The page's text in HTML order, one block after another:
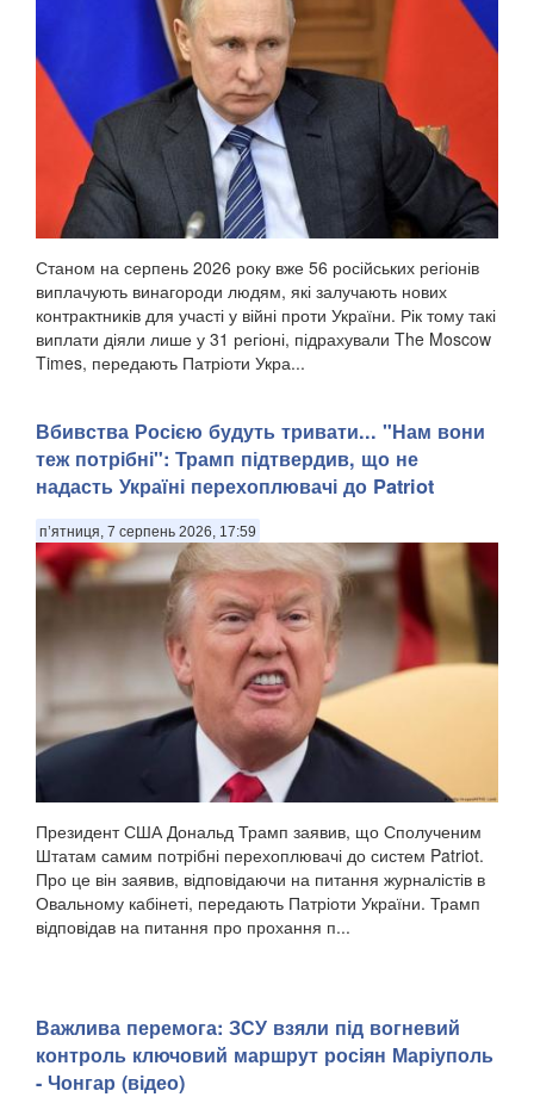
Станом на серпень 2026 року вже 56 російських регіонів
виплачують винагороди людям, які залучають нових
контрактників для участі у війні проти України. Рік тому такі
виплати діяли лише у 31 регіоні, підрахували The Moscow
Times, передають Патріоти Укра...
Вбивства Росією будуть тривати... "Нам вони
теж потрібні": Трамп підтвердив, що не
надасть Україні перехоплювачі до Patriot
п’ятниця, 7 серпень 2026, 17:59
Президент США Дональд Трамп заявив, що Сполученим
Штатам самим потрібні перехоплювачі до систем Patriot.
Про це він заявив, відповідаючи на питання журналістів в
Овальному кабінеті, передають Патріоти України. Трамп
відповідав на питання про прохання п...
Важлива перемога: ЗСУ взяли під вогневий
контроль ключовий маршрут росіян Маріуполь
- Чонгар (відео)